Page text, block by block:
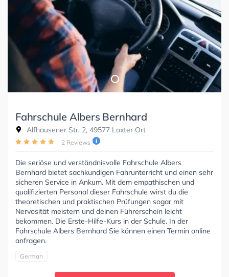
Fahrschule Albers Bernhard
Alfhausener Str. 2, 49577 Loxter Ort
2 Reviews
Die seriöse und verständnisvolle Fahrschule Albers
Bernhard bietet sachkundigen Fahrunterricht und einen sehr
sicheren Service in Ankum. Mit dem empathischen und
qualifizierten Personal dieser Fahrschule wirst du die
theoretischen und praktischen Prüfungen sogar mit
Nervosität meistern und deinen Führerschein leicht
bekommen. Die Erste-Hilfe-Kurs in der Schule. In der
Fahrschule Albers Bernhard Sie können einen Termin online
anfragen.
German